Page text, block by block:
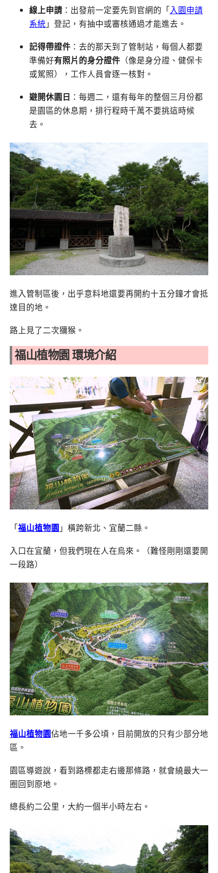
線上申請 ：出發前一定要先到官網的「入園申請
系統 」登記，有抽中或審核通過才能進去。
記得帶證件 ：去的那天到了管制站，每個人都要
準備好有照片的身分證件 （像是身分證、健保卡
或駕照），工作人員會逐一核對。
避開休園日 ：每週二，還有每年的整個三月份都
是園區的休息期，排行程時千萬不要挑這時候
去。
進入管制區後，出乎意料地還要再開約十五分鐘才會抵
達目的地。
路上見了二次獼猴。
福山植物園 環境介紹
「福山植物園 」橫跨新北、宜蘭二縣。
入口在宜蘭，但我們現在人在烏來。（難怪剛剛還要開
一段路）
福山植物園佔地一千多公頃，目前開放的只有少部分地
區。
園區導遊說，看到路標都走右邊那條路，就會繞最大一
圈回到原地。
總長約二公里，大約一個半小時左右。